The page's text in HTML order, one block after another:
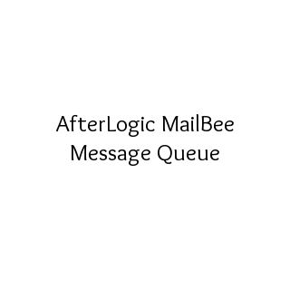
AfterLogic MailBee
Message Queue